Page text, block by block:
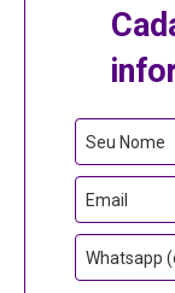
Seu Nome
Email
Whatsapp